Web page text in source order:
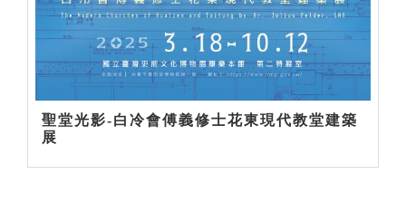
聖堂光影-白冷會傅義修士花東現代教堂建築
展